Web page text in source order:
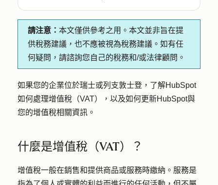
請注意： 本文僅供參考之用。本文並非旨在提
供稅務建議，也不應被視為稅務建議。如有任
何疑問，請諮詢您自己的稅務和/或法律顧問。
如果您的企業位於瑞士或列支敦士登，了解HubSpot
如何處理增值稅（VAT），以及如何更新HubSpot與
您的增值稅相關資訊。
什麼是增值稅（VAT）？
增值稅一般在銷售和提供商品或服務時繳納。服務是